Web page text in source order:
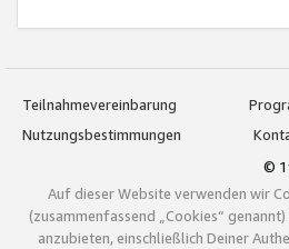
Teilnahmevereinbarung
Nutzungsbestimmungen
©
Auf dieser Website verwenden wir
(zusammenfassend „Cookies“
anzubieten, einschließlich Deiner